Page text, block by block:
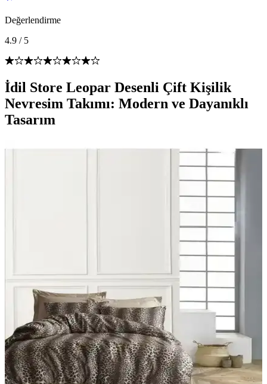
Değerlendirme
4.9 / 5
İdil Store Leopar Desenli Çift Kişilik
Nevresim Takımı: Modern ve Dayanıklı
Tasarım